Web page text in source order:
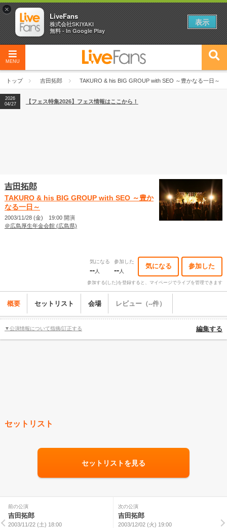
MENU
トップ 吉田拓郎 TAKURO & his BIG GROUP with SEO ～豊かなる一日～
2026
04/27
2026
【ライブ動員ランキング】2026年上半期編発表！
2026
04/27
【フェス特集2026】フェス情報はここから！
吉田拓郎
TAKURO & his BIG GROUP with SEO ～豊か
なる一日～
2003/11/28 (金) 19:00 開演
＠広島厚生年金会館 (広島県)
気になる
--人
参加した
--人
気になる 参加した
参加する(した)を登録すると、マイページでライブを管理できます
概要 セットリスト 会場 レビュー（--件）
▼公演情報について指摘/訂正する 編集する
セットリスト
セットリストを見る
前の公演
吉田拓郎
2003/11/22 (土) 18:00
次の公演
吉田拓郎
2003/12/02 (火) 19:00
×
LiveFans
株式会社SKIYAKI
無料 - In Google Play
表示